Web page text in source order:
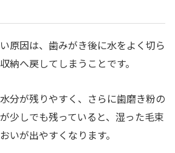
原因は、歯みがき後に水をよく切ら
納へ戻してしまうことです。
分が残りやすく、さらに歯磨き粉の
少しでも残っていると、湿った毛束
いが出やすくなります。